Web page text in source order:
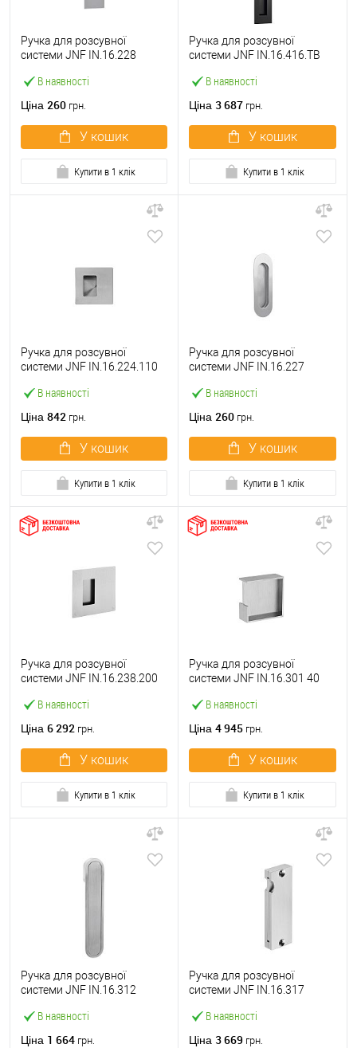
В наявності
Ручка для розсувної
системи JNF IN.16.228
Ціна 260 грн.
У кошик
Купити в 1 клік
В наявності
Ручка для розсувної
системи JNF IN.16.416.TB
Ціна 3 687 грн.
У кошик
Купити в 1 клік
В наявності
Ручка для розсувної
системи JNF IN.16.224.110
Ціна 842 грн.
У кошик
Купити в 1 клік
В наявності
Ручка для розсувної
системи JNF IN.16.227
Ціна 260 грн.
У кошик
Купити в 1 клік
В наявності
Ручка для розсувної
системи JNF IN.16.238.200
Ціна 6 292 грн.
У кошик
Купити в 1 клік
В наявності
Ручка для розсувної
системи JNF IN.16.301 40
Ціна 4 945 грн.
У кошик
Купити в 1 клік
В наявності
Ручка для розсувної
системи JNF IN.16.312
Ціна 1 664 грн.
В наявності
Ручка для розсувної
системи JNF IN.16.317
Ціна 3 669 грн.